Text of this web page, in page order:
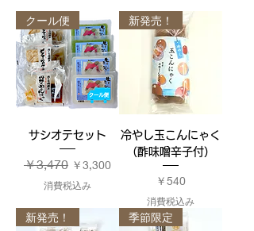
クール便
サシオテセット
通常価格
￥3,470 セール価格
￥3,300
消費税込み
新発売！
冷やし玉こんにゃく
（酢味噌辛子付）
価格
￥540
消費税込み
新発売！ 季節限定